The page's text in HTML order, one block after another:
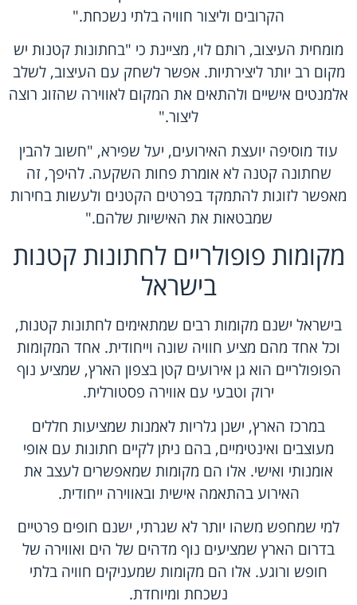
הקרובים וליצור חוויה בלתי נשכחת."
מומחית העיצוב, רותם לוי, מציינת כי "בחתונות קטנות יש
מקום רב יותר ליצירתיות. אפשר לשחק עם העיצוב, לשלב
אלמנטים אישיים ולהתאים את המקום לאווירה שהזוג רוצה
ליצור."
עוד מוסיפה יועצת האירועים, יעל שפירא, "חשוב להבין
שחתונה קטנה לא אומרת פחות השקעה. להיפך, זה
מאפשר לזוגות להתמקד בפרטים הקטנים ולעשות בחירות
שמבטאות את האישיות שלהם."
מקומות פופולריים לחתונות קטנות
בישראל
בישראל ישנם מקומות רבים שמתאימים לחתונות קטנות,
וכל אחד מהם מציע חוויה שונה וייחודית. אחד המקומות
הפופולריים הוא גן אירועים קטן בצפון הארץ, שמציע נוף
ירוק וטבעי עם אווירה פסטורלית.
במרכז הארץ, ישנן גלריות לאמנות שמציעות חללים
מעוצבים ואינטימיים, בהם ניתן לקיים חתונות עם אופי
אומנותי ואישי. אלו הם מקומות שמאפשרים לעצב את
האירוע בהתאמה אישית ובאווירה ייחודית.
למי שמחפש משהו יותר לא שגרתי, ישנם חופים פרטיים
בדרום הארץ שמציעים נוף מדהים של הים ואווירה של
חופש ורוגע. אלו הם מקומות שמעניקים חוויה בלתי
נשכחת ומיוחדת.